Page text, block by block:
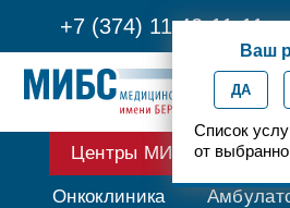
+7 (374) 11 42-11-11
Ваш
ДА
Список
от
Центры МИБС
Онкоклиника